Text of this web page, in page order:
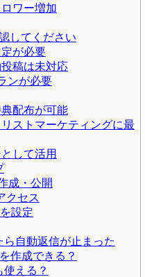
ワー増加
してください
が必要
稿は未対応
ンが必要
配布が可能
ストマーケティングに最
して活用
成・公開
クセス
設定
ら自動返信が止まった
作成できる？
える？